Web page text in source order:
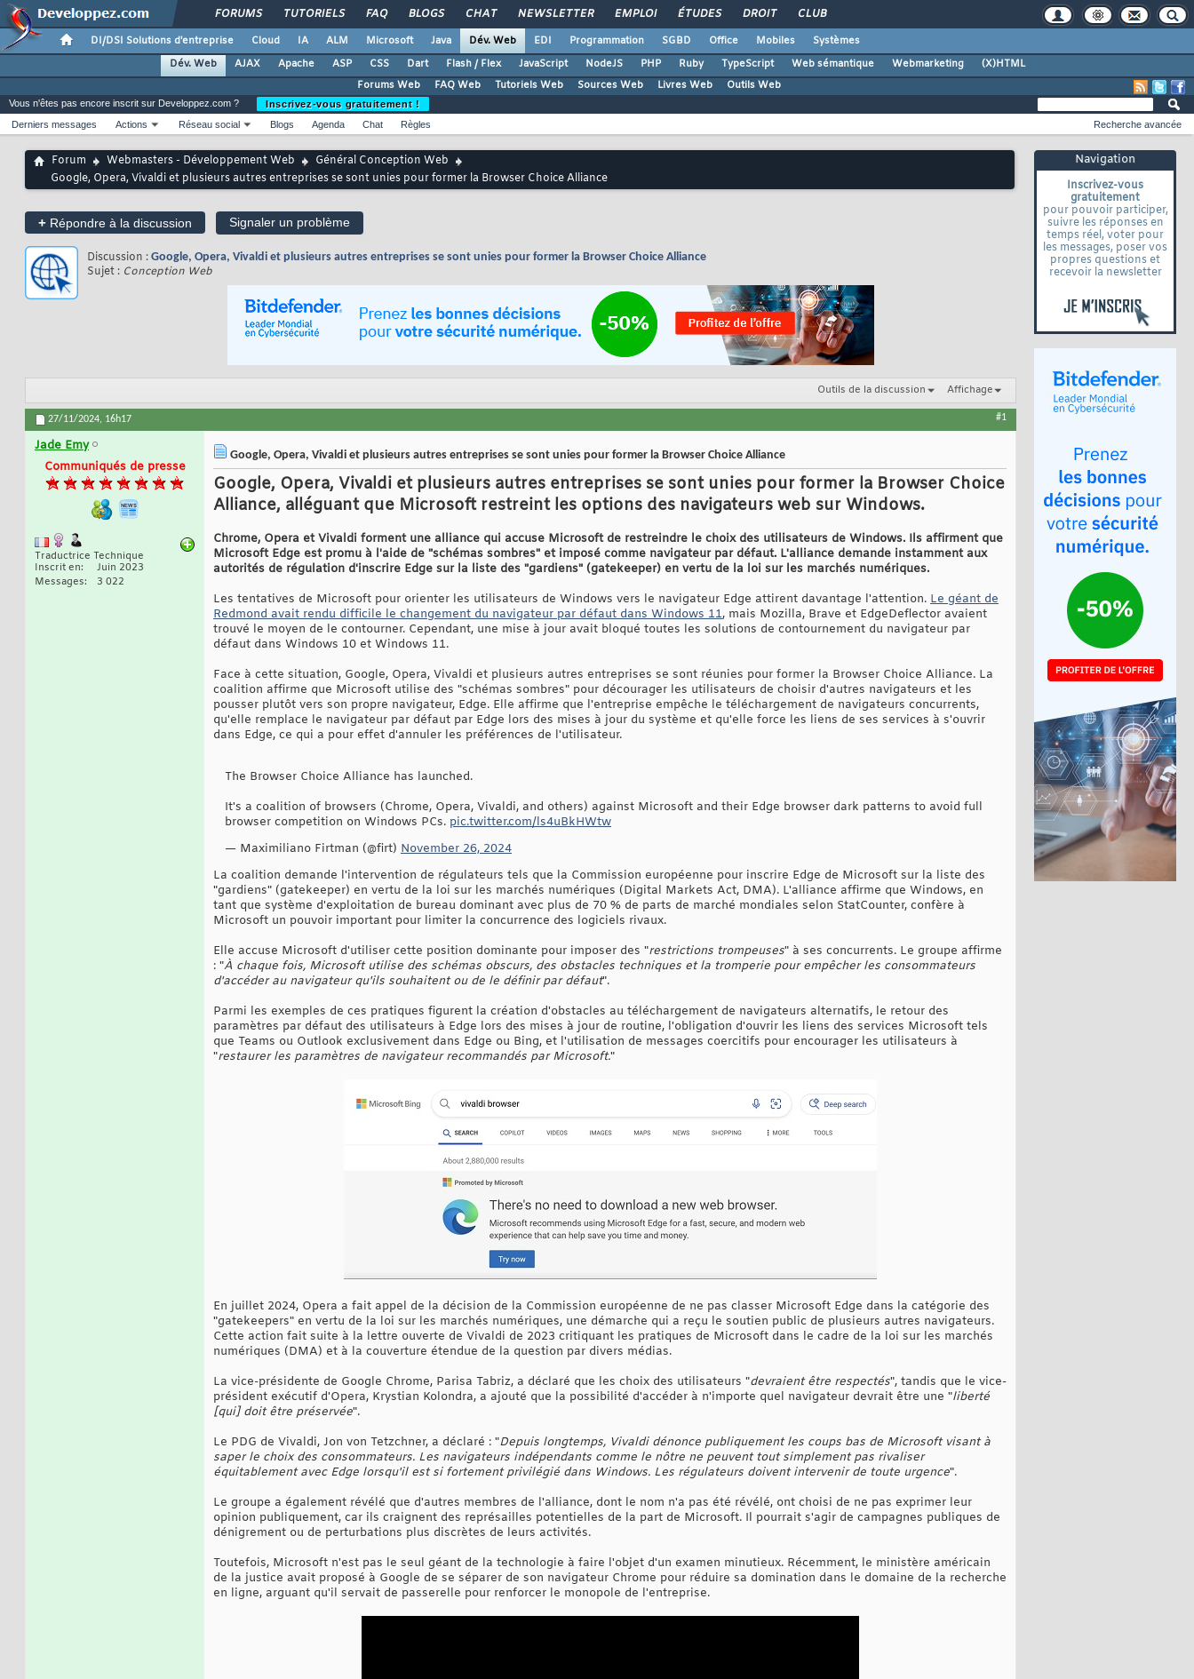
FORUMS TUTORIELS FAQ BLOGS CHAT NEWSLETTER EMPLOI ÉTUDES DROIT CLUB
DI/DSI Solutions d'entreprise Cloud IA ALM Microsoft Java Dév. Web EDI Programmation SGBD Office Mobiles
Systèmes
Dév. Web
AJAX Apache ASP CSS Dart Flash / Flex JavaScript NodeJS PHP Ruby TypeScript Web sémantique Webmarketing
(X)HTML
Forums Web
FAQ Web Tutoriels Web Sources Web Livres Web Outils Web
Navigation
Inscrivez-vous
gratuitement
pour pouvoir participer,
suivre les réponses en
temps réel, voter pour
les messages, poser vos
propres questions et
recevoir la newsletter
Vous n'êtes pas encore inscrit sur Developpez.com ?
Inscrivez-vous gratuitement !
Derniers messages
Actions Réseau social Blogs Agenda Chat Règles Recherche avancée
Forum Webmasters - Développement Web
Général Conception Web
Google, Opera, Vivaldi et plusieurs autres entreprises se sont unies pour former la Browser Choice Alliance
+ Répondre à la discussion Signaler un problème
Discussion : Google, Opera, Vivaldi et plusieurs autres entreprises se sont unies pour former la Browser Choice Alliance
Sujet : Conception Web
Outils de la discussion Affichage
27/11/2024, 16h17 #1
Jade Emy
Communiqués de presse
Traductrice Technique
Inscrit en
Juin 2023
Messages
3 022
Google, Opera, Vivaldi et plusieurs autres entreprises se sont unies pour former la Browser Choice Alliance
Google, Opera, Vivaldi et plusieurs autres entreprises se sont unies pour former la Browser Choice
Alliance, alléguant que Microsoft restreint les options des navigateurs web sur Windows.
Chrome, Opera et Vivaldi forment une alliance qui accuse Microsoft de restreindre le choix des utilisateurs de Windows. Ils affirment que
Microsoft Edge est promu à l'aide de "schémas sombres" et imposé comme navigateur par défaut. L'alliance demande instamment aux
autorités de régulation d'inscrire Edge sur la liste des "gardiens" (gatekeeper) en vertu de la loi sur les marchés numériques.
Les tentatives de Microsoft pour orienter les utilisateurs de Windows vers le navigateur Edge attirent davantage l'attention. Le géant de
Redmond avait rendu difficile le changement du navigateur par défaut dans Windows 11, mais Mozilla, Brave et EdgeDeflector avaient
trouvé le moyen de le contourner. Cependant, une mise à jour avait bloqué toutes les solutions de contournement du navigateur par
défaut dans Windows 10 et Windows 11.
Face à cette situation, Google, Opera, Vivaldi et plusieurs autres entreprises se sont réunies pour former la Browser Choice Alliance. La
coalition affirme que Microsoft utilise des "schémas sombres" pour décourager les utilisateurs de choisir d'autres navigateurs et les
pousser plutôt vers son propre navigateur, Edge. Elle affirme que l'entreprise empêche le téléchargement de navigateurs concurrents,
qu'elle remplace le navigateur par défaut par Edge lors des mises à jour du système et qu'elle force les liens de ses services à s'ouvrir
dans Edge, ce qui a pour effet d'annuler les préférences de l'utilisateur.
The Browser Choice Alliance has launched.
It's a coalition of browsers (Chrome, Opera, Vivaldi, and others) against Microsoft and their Edge browser dark patterns to avoid full
browser competition on Windows PCs. pic.twitter.com/ls4uBkHWtw
— Maximiliano Firtman (@firt) November 26, 2024
La coalition demande l'intervention de régulateurs tels que la Commission européenne pour inscrire Edge de Microsoft sur la liste des
"gardiens" (gatekeeper) en vertu de la loi sur les marchés numériques (Digital Markets Act, DMA). L'alliance affirme que Windows, en
tant que système d'exploitation de bureau dominant avec plus de 70 % de parts de marché mondiales selon StatCounter, confère à
Microsoft un pouvoir important pour limiter la concurrence des logiciels rivaux.
Elle accuse Microsoft d'utiliser cette position dominante pour imposer des "restrictions trompeuses" à ses concurrents. Le groupe affirme
: "À chaque fois, Microsoft utilise des schémas obscurs, des obstacles techniques et la tromperie pour empêcher les consommateurs
d'accéder au navigateur qu'ils souhaitent ou de le définir par défaut".
Parmi les exemples de ces pratiques figurent la création d'obstacles au téléchargement de navigateurs alternatifs, le retour des
paramètres par défaut des utilisateurs à Edge lors des mises à jour de routine, l'obligation d'ouvrir les liens des services Microsoft tels
que Teams ou Outlook exclusivement dans Edge ou Bing, et l'utilisation de messages coercitifs pour encourager les utilisateurs à
"restaurer les paramètres de navigateur recommandés par Microsoft."
En juillet 2024, Opera a fait appel de la décision de la Commission européenne de ne pas classer Microsoft Edge dans la catégorie des
"gatekeepers" en vertu de la loi sur les marchés numériques, une démarche qui a reçu le soutien public de plusieurs autres navigateurs.
Cette action fait suite à la lettre ouverte de Vivaldi de 2023 critiquant les pratiques de Microsoft dans le cadre de la loi sur les marchés
numériques (DMA) et à la couverture étendue de la question par divers médias.
La vice-présidente de Google Chrome, Parisa Tabriz, a déclaré que les choix des utilisateurs "devraient être respectés", tandis que le vice-
président exécutif d'Opera, Krystian Kolondra, a ajouté que la possibilité d'accéder à n'importe quel navigateur devrait être une "liberté
[qui] doit être préservée".
Le PDG de Vivaldi, Jon von Tetzchner, a déclaré : "Depuis longtemps, Vivaldi dénonce publiquement les coups bas de Microsoft visant à
saper le choix des consommateurs. Les navigateurs indépendants comme le nôtre ne peuvent tout simplement pas rivaliser
équitablement avec Edge lorsqu'il est si fortement privilégié dans Windows. Les régulateurs doivent intervenir de toute urgence".
Le groupe a également révélé que d'autres membres de l'alliance, dont le nom n'a pas été révélé, ont choisi de ne pas exprimer leur
opinion publiquement, car ils craignent des représailles potentielles de la part de Microsoft. Il pourrait s'agir de campagnes publiques de
dénigrement ou de perturbations plus discrètes de leurs activités.
Toutefois, Microsoft n'est pas le seul géant de la technologie à faire l'objet d'un examen minutieux. Récemment, le ministère américain
de la justice avait proposé à Google de se séparer de son navigateur Chrome pour réduire sa domination dans le domaine de la recherche
en ligne, arguant qu'il servait de passerelle pour renforcer le monopole de l'entreprise.